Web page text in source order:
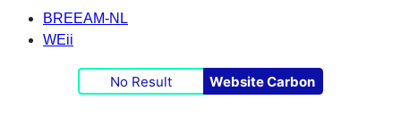
BREEAM-NL
WEii
No Result Website Carbon